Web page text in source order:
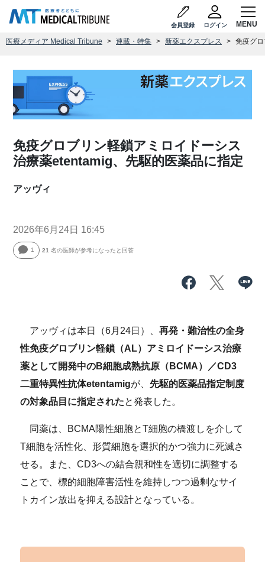
会員登録 ログイン
医療メディア Medical Tribune 連載・特集 新薬エクスプレス 免疫グ
免疫グロブリン軽鎖アミロイドーシス
治療薬etentamig、先駆的医薬品に指定
アッヴィ
2026年6月24日 16:45
1 21 名の医師が参考になったと回答
アッヴィは本日（6月24日）、再発・難治性の全身
性免疫グロブリン軽鎖（AL）アミロイドーシス治療
薬として開発中のB細胞成熟抗原（BCMA）／CD3
二重特異性抗体etentamigが、 先駆的医薬品指定制度
の対象品目に指定されたと発表した。
同薬は、BCMA陽性細胞とT細胞の橋渡しを介して
T細胞を活性化、形質細胞を選択的かつ強力に死滅さ
せる。また、CD3への結合親和性を適切に調整する
ことで、標的細胞障害活性を維持しつつ過剰なサイ
トカイン放出を抑える設計となっている。